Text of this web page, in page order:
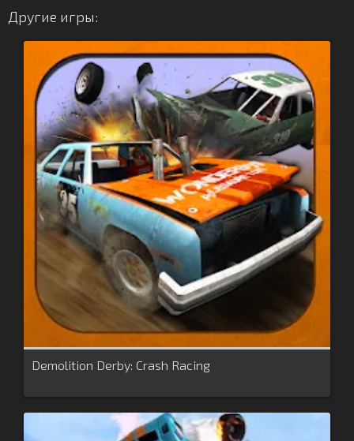
Другие игры:
Demolition Derby: Crash Racing